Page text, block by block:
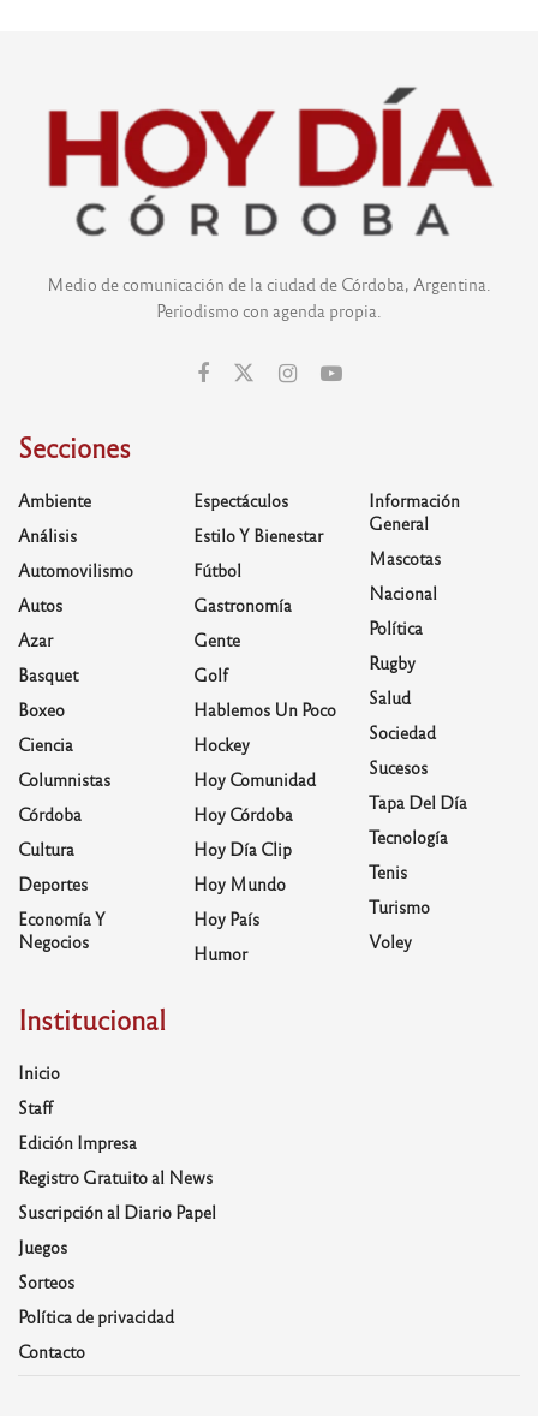
Medio de comunicación de la ciudad de Córdoba, Argentina.
Periodismo con agenda propia.
Secciones
Ambiente
Análisis
Automovilismo
Autos
Azar
Basquet
Boxeo
Ciencia
Columnistas
Córdoba
Cultura
Deportes
Economía Y
Negocios
Espectáculos
Estilo Y Bienestar
Fútbol
Gastronomía
Gente
Golf
Hablemos Un Poco
Hockey
Hoy Comunidad
Hoy Córdoba
Hoy Día Clip
Hoy Mundo
Hoy País
Humor
Información
General
Mascotas
Nacional
Política
Rugby
Salud
Sociedad
Sucesos
Tapa Del Día
Tecnología
Tenis
Turismo
Voley
Institucional
Inicio
Staff
Edición Impresa
Registro Gratuito al News
Suscripción al Diario Papel
Juegos
Sorteos
Política de privacidad
Contacto